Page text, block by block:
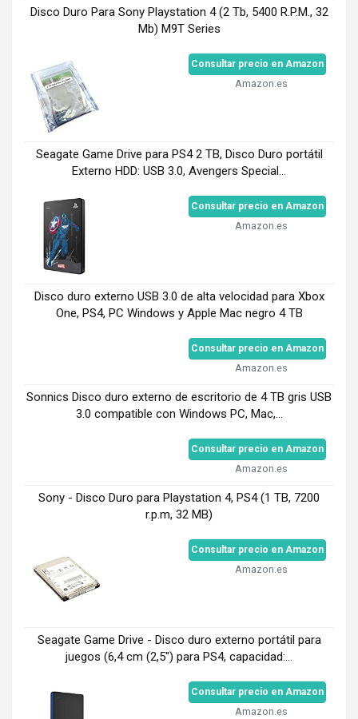
Disco Duro Para Sony Playstation 4 (2 Tb, 5400 R.P.M., 32
Mb) M9T Series
Consultar precio en Amazon
Amazon.es
Seagate Game Drive para PS4 2 TB, Disco Duro portátil
Externo HDD: USB 3.0, Avengers Special...
Consultar precio en Amazon
Amazon.es
Disco duro externo USB 3.0 de alta velocidad para Xbox
One, PS4, PC Windows y Apple Mac negro 4 TB
Consultar precio en Amazon
Amazon.es
Sonnics Disco duro externo de escritorio de 4 TB gris USB
3.0 compatible con Windows PC, Mac,...
Consultar precio en Amazon
Amazon.es
Sony - Disco Duro para Playstation 4, PS4 (1 TB, 7200
r.p.m, 32 MB)
Consultar precio en Amazon
Amazon.es
Seagate Game Drive - Disco duro externo portátil para
juegos (6,4 cm (2,5") para PS4, capacidad:...
Consultar precio en Amazon
Amazon.es